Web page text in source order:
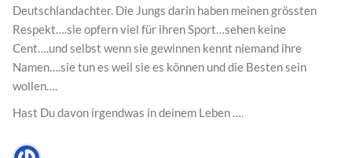
Deutschlandachter. Die Jungs darin haben meinen grössten
Respekt….sie opfern viel für ihren Sport…sehen keine
Cent….und selbst wenn sie gewinnen kennt niemand ihre
Namen….sie tun es weil sie es können und die Besten sein
wollen….
Hast Du davon irgendwas in deinem Leben ….